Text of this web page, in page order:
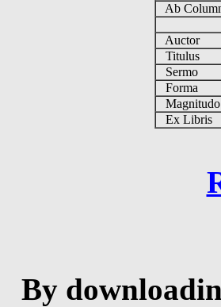
Ab
Auctor
Titulus
Sermo
Forma
Magnitudo
Ex Libris
By